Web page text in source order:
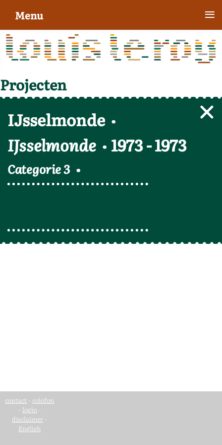
Projecten
IJsselmonde
IJsselmonde
1973-1973
Categorie 3
contact - colofon
- login -
disclaimer -
English
Menu ≡